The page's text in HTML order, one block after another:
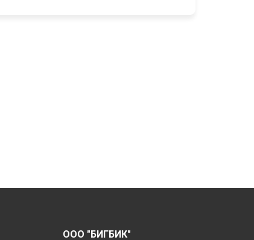
ООО "БИГБИК"